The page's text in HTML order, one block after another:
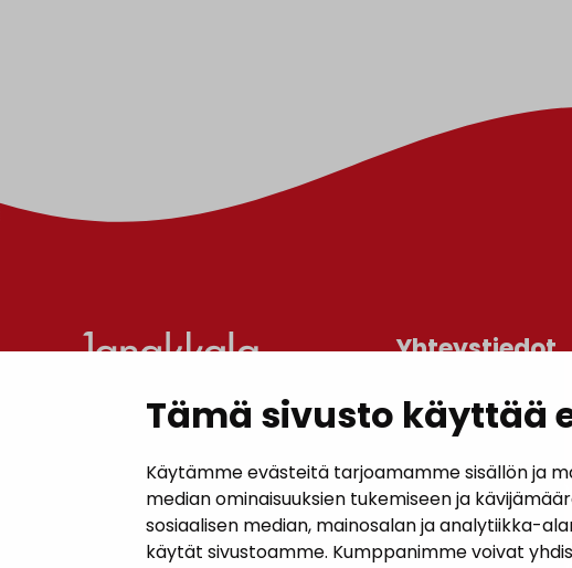
Tämä sivusto käyttää
Käytämme evästeitä tarjoamamme sisällön ja
median ominaisuuksien tukemiseen ja
sosiaalisen median, mainosalan ja analytiikka-
käytät sivustoamme. Kumppanimme voivat
Yhteystiedot
Janakkalan
Juttilantie 1,
Puh. 050 5090